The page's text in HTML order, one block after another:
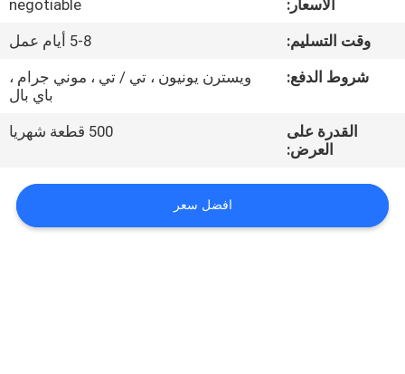
المعمل
مراقبة
بنا
الأسعار:
negotiable
وقت التسليم:
5-8 أيام عمل
شروط الدفع:
ويسترن يونيون ، تي / تي ، موني جرام ،
باي بال
القدرة على
العرض:
500 قطعة شهريا
افضل سعر